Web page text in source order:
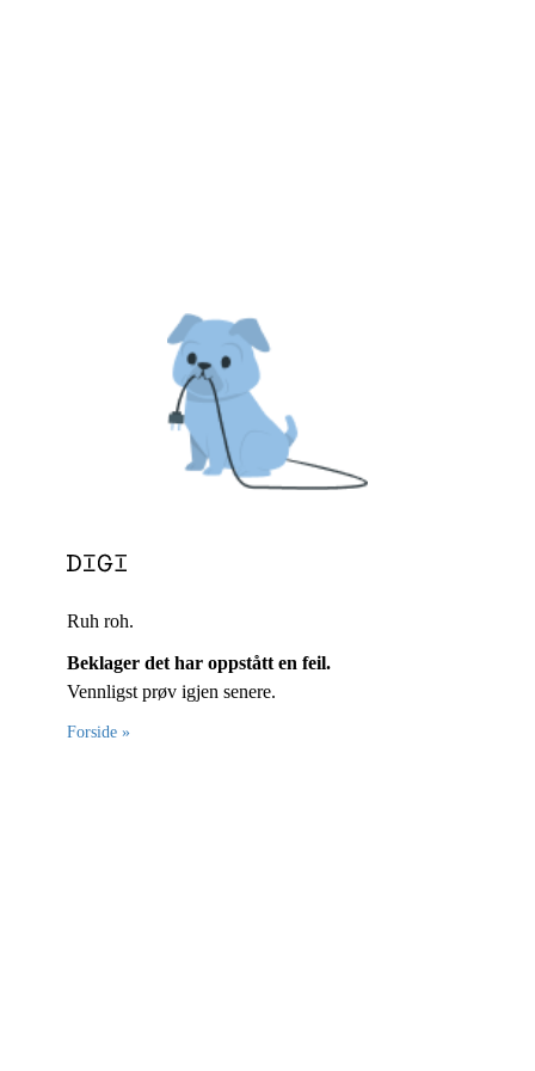
Ruh roh.
Beklager det har oppstått en feil.
Vennligst prøv igjen senere.
Forside »